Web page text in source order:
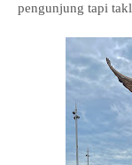
pengunjung tapi